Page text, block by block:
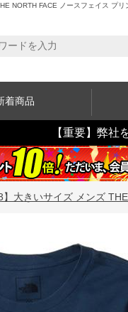
NORTH FACE ノースフェイス プ
着商品
【重要】弊社
】大きいサイズ メンズ